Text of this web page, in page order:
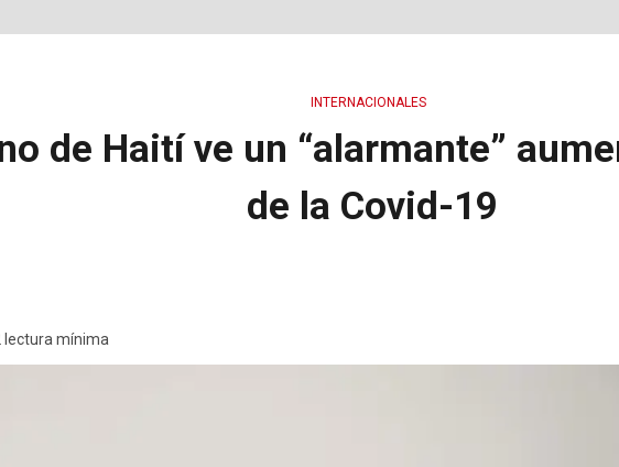
INTERNACIONALES
de Haití ve un “alarmante”
de la Covid-19
lectura mínima